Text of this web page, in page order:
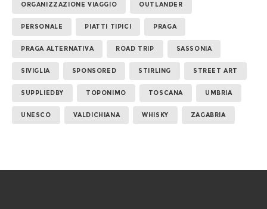
ORGANIZZAZIONE VIAGGIO OUTLANDER
PERSONALE PIATTI TIPICI PRAGA
PRAGA ALTERNATIVA ROAD TRIP SASSONIA
SIVIGLIA SPONSORED STIRLING STREET ART
SUPPLIEDBY TOPONIMO TOSCANA UMBRIA
UNESCO VALDICHIANA WHISKY ZAGABRIA